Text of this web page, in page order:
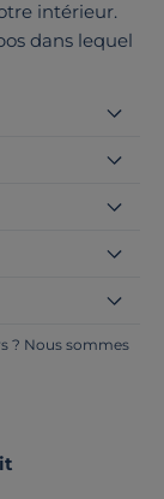
intérieur.
dans lequel
? Nous sommes